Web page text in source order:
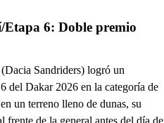
6: Doble premio
Sandriders) logró un
del Dakar 2026 en la categoría de
un terreno lleno de dunas, su
frente de la general antes del día de